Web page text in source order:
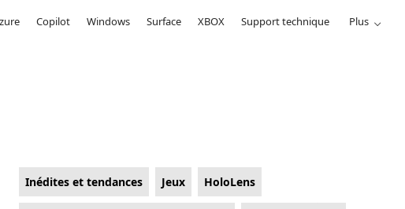
Copilot Windows Surface XBOX Support technique Plus
Inédites et tendances Jeux HoloLens